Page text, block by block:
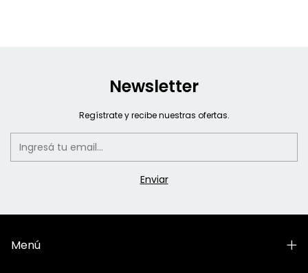
Newsletter
Regístrate y recibe nuestras ofertas.
Menú